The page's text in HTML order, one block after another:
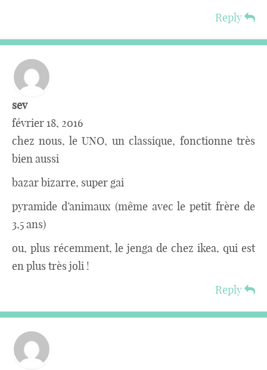
Reply
sev
février 18, 2016
chez nous, le UNO, un classique, fonctionne très
bien aussi
bazar bizarre, super gai
pyramide d’animaux (même avec le petit frère de
3,5 ans)
ou, plus récemment, le jenga de chez ikea, qui est
en plus très joli !
Reply